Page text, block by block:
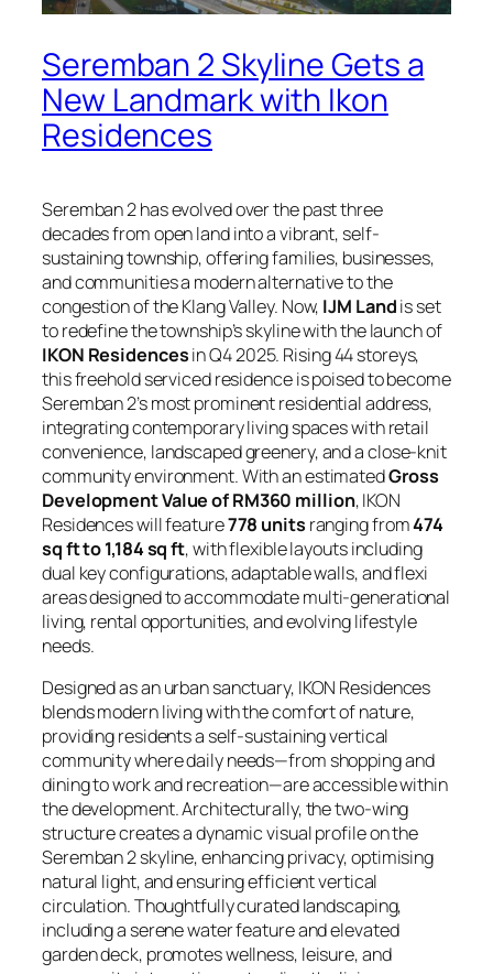
Seremban 2 Skyline Gets a
New Landmark with Ikon
Residences
Seremban 2 has evolved over the past three
decades from open land into a vibrant, self-
sustaining township, offering families, businesses,
and communities a modern alternative to the
congestion of the Klang Valley. Now, IJM Landis set
to redefine the township’s skyline with the launch of
IKON Residencesin Q4 2025. Rising 44 storeys,
this freehold serviced residence is poised to become
Seremban 2’s most prominent residential address,
integrating contemporary living spaces with retail
convenience, landscaped greenery, and a close-knit
community environment. With an estimatedGross
Development Value of RM360 million, IKON
Residences will feature778 units ranging from474
sq ft to 1,184 sq ft, with flexible layouts including
dual key configurations, adaptable walls, and flexi
areas designed to accommodate multi-generational
living, rental opportunities, and evolving lifestyle
needs.
Designed as an urban sanctuary, IKON Residences
blends modern living with the comfort of nature,
providing residents a self-sustaining vertical
community where daily needs—from shopping and
dining to work and recreation—are accessible within
the development. Architecturally, the two-wing
structure creates a dynamic visual profile on the
Seremban 2 skyline, enhancing privacy, optimising
natural light, and ensuring efficient vertical
circulation. Thoughtfully curated landscaping,
including a serene water feature and elevated
garden deck, promotes wellness, leisure, and